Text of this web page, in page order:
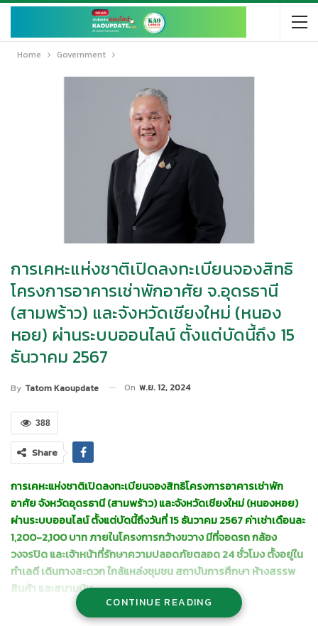
Home Government
การเคหะแห่งชาติเปิดลงทะเบียนจองสิทธิ
โครงการอาคารเช่าพักอาศัย จ.อุดรธานี
(สามพร้าว) และจังหวัดเชียงใหม่ (หนอง
หอย) ผ่านระบบออนไลน์ ตั้งแต่บัดนี้ถึง 15
ธันวาคม 2567
By Tatom Kaoupdate On พ.ย. 12, 2024
388
Share
การเคหะแห่งชาติเปิดลงทะเบียนจองสิทธิโครงการอาคารเช่าพัก
อาศัย จังหวัดอุดรธานี (สามพร้าว) และจังหวัดเชียงใหม่ (หนองหอย)
ผ่านระบบออนไลน์ ตั้งแต่บัดนี้ถึงวันที่15 ธันวาคม 2567 ค่าเช่าเดือนละ
1,200-2,100 บาท ภายในโครงการกว้างขวาง มีที่จอดรถ กล้อง
วงจรปิด และเจ้าหน้าที่รักษาความปลอดภัยตลอด 24 ชั่วโมง ตั้งอยู่ใน
ทำเลดี เดินทางสะดวก ใกล้แหล่งชุมชน สถาบันการศึกษา ห้างสรรพ
สินค้า และสนามบิน
นายทวีพงษ์ วิชัยดิษฐ ผู้ว่าการการเคหะแห่งชาติกล่าวว่า การเคหะ
CONTINUE READING